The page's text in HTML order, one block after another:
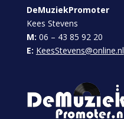
DeMuziekPromoter
Kees Stevens
M: 06 – 43 85 92 20
E: KeesStevens@online.nl